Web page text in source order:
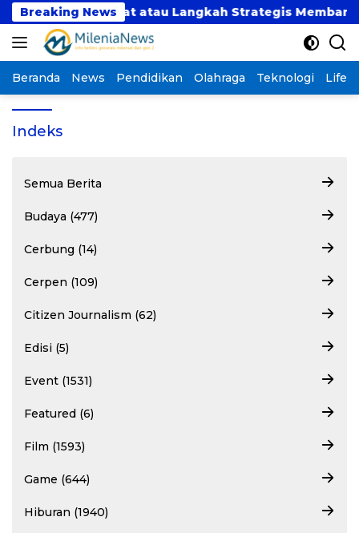
Langsung
ke
konten
Breaking News
Tren Sesaat atau Langkah Strategis Membangun
Beranda News Pendidikan Olahraga Teknologi
Indeks
Semua Berita
Budaya (477)
Cerbung (14)
Cerpen (109)
Citizen Journalism (62)
Edisi (5)
Event (1531)
Featured (6)
Film (1593)
Game (644)
Hiburan (1940)